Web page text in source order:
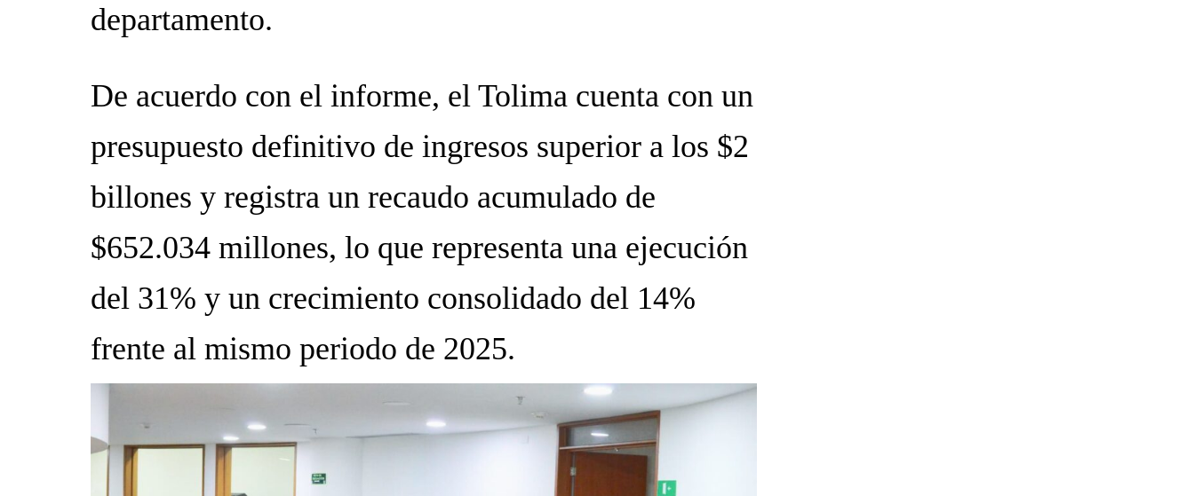
departamento.
De acuerdo con el informe, el Tolima cuenta con un
presupuesto definitivo de ingresos superior a los $2
billones y registra un recaudo acumulado de
$652.034 millones, lo que representa una ejecución
del 31% y un crecimiento consolidado del 14%
frente al mismo periodo de 2025.